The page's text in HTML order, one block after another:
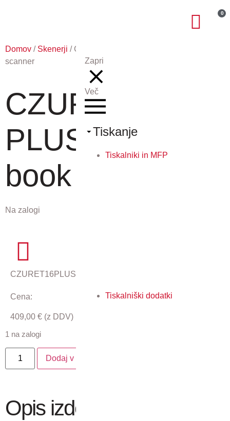
0
Zapri
Več
Tiskanje
Tiskalniki in MFP
Tiskalniški dodatki
Domov / Skenerji / CZUR ET16 PLUS – Smart book
scanner
CZUR ET16
PLUS – Smart
book scanner
Na zalogi
CZURET16PLUS
Cena:
409,00 € (z DDV)
1 na zalogi
Dodaj v košarico
Opis izdelka